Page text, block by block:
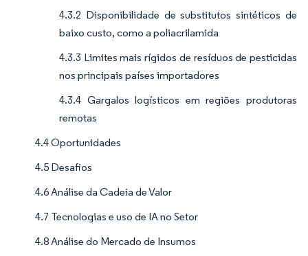
4.3.2 Disponibilidade de substitutos sintéticos de
baixo custo, como a poliacrilamida
4.3.3 Limites mais rígidos de resíduos de pesticidas
nos principais países importadores
4.3.4 Gargalos logísticos em regiões produtoras
remotas
4.4 Oportunidades
4.5 Desafios
4.6 Análise da Cadeia de Valor
4.7 Tecnologias e uso de IA no Setor
4.8 Análise do Mercado de Insumos